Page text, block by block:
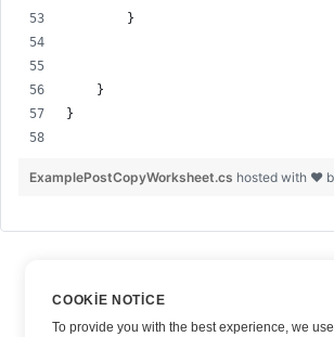
        }
    }
}
ExamplePostCopyWorksheet.cs hosted with ❤
COOKIE NOTICE
To provide you with the best experience, we